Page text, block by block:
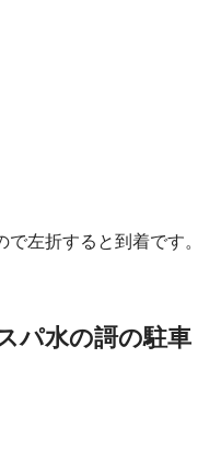
左折すると到着です。
パ水の謌の駐車